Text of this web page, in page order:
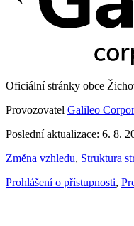
Oficiální stránky obce
Provozovatel Galileo
Poslední aktualizace: 6. 8.
Změna vzhledu, Struktura
Prohlášení o přístupnosti,